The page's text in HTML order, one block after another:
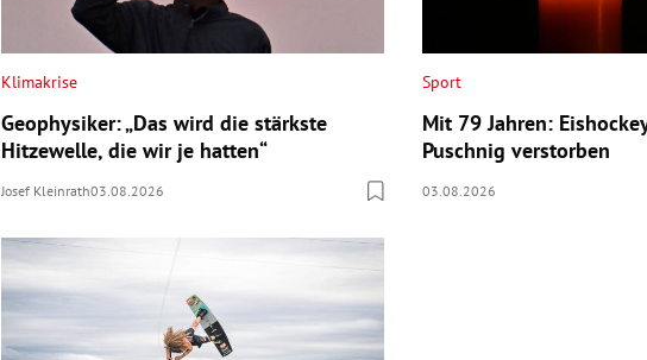
Klimakrise
Geophysiker: „Das wird die stärkste
Hitzewelle, die wir je hatten“
Josef Kleinrath03.08.2026
Sport
Mit 79 Jahren:
Puschnig verstorben
03.08.2026